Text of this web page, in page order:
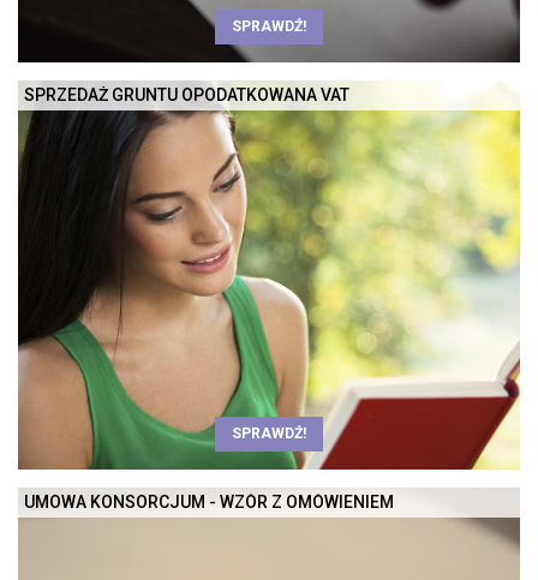
SPRAWDŹ!
SPRZEDAŻ GRUNTU OPODATKOWANA VAT
SPRAWDŹ!
UMOWA KONSORCJUM - WZÓR Z OMÓWIENIEM